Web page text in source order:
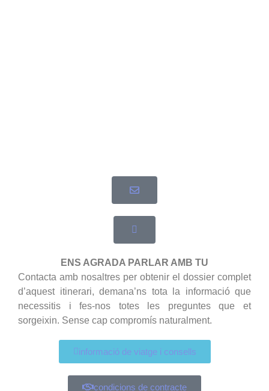
ENS AGRADA PARLAR AMB TU
Contacta amb nosaltres per obtenir el dossier complet
d’aquest itinerari, demana’ns tota la informació que
necessitis i fes-nos totes les preguntes que et
sorgeixin. Sense cap compromís naturalment.
informació de viatge i consells
condicions de contracte